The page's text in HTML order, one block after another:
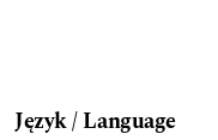
Język / Language